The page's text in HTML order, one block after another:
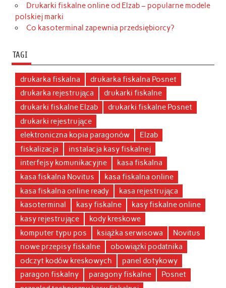
Drukarki fiskalne online od Elzab – popularne modele
polskiej marki
Co kasoterminal zapewnia przedsiębiorcy?
TAGI
drukarka fiskalna
drukarka fiskalna Posnet
drukarka rejestrująca
drukarki fiskalne
drukarki fiskalne Elzab
drukarki fiskalne Posnet
drukarki rejestrujące
elektroniczna kopia paragonów
Elzab
fiskalizacja
instalacja kasy fiskalnej
interfejsy komunikacyjne
kasa fiskalna
kasa fiskalna Novitus
kasa fiskalna online
kasa fiskalna online ready
kasa rejestrująca
kasoterminal
kasy fiskalne
kasy fiskalne online
kasy rejestrujące
kody kreskowe
komputer typu pos
książka serwisowa
Novitus
nowe przepisy fiskalne
obowiązki podatnika
odczyt kodów kreskowych
panel dotykowy
paragon fiskalny
paragony fiskalne
Posnet